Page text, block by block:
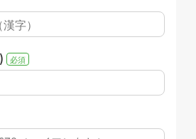
必須